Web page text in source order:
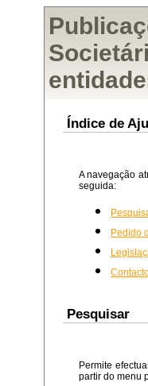
Índice de
A navegação
seguida:
Pedido
Pesquisar
Permite
partir do menu